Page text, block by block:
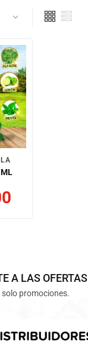
A LAS OFERTAS
solo promociones.